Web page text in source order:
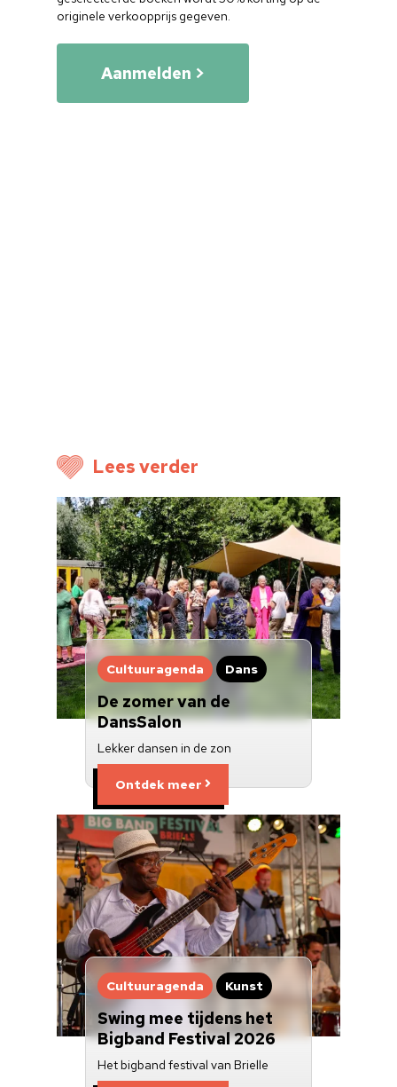
originele verkoopprijs gegeven.
Aanmelden >
Lees verder
Cultuuragenda Dans
De zomer van de
DansSalon
Lekker dansen in de zon
Ontdek meer
Cultuuragenda Kunst
Swing mee tijdens het
Bigband Festival 2026
Het bigband festival van Brielle